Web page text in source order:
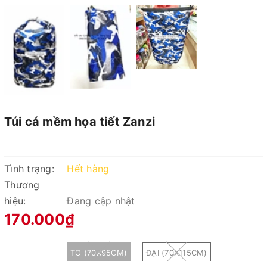
Túi cá mềm họa tiết Zanzi
Tình trạng:
Hết hàng
Thương
hiệu:
Đang cập nhật
170.000₫
TO (70X95CM) ĐẠI (70X115CM)